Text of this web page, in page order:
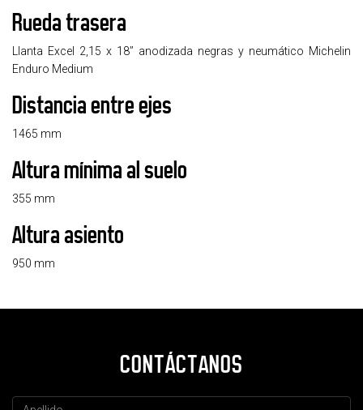
Rueda trasera
Llanta Excel 2,15 x 18’’ anodizada negras y neumático Michelin
Enduro Medium
Distancia entre ejes
1465 mm
Altura mínima al suelo
355 mm
Altura asiento
950 mm
CONTÁCTANOS